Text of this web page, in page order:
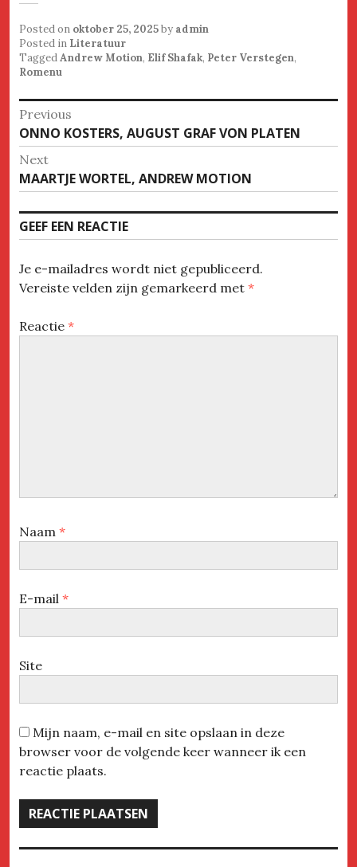
Posted on oktober 25, 2025by admin
Posted in Literatuur
TaggedAndrew Motion, Elif Shafak, Peter Verstegen,
Romenu
Bericht
navigatie
Previous
Previous
post:
ONNO KOSTERS, AUGUST GRAF VON PLATEN
Next
Next
post:
MAARTJE WORTEL, ANDREW MOTION
GEEF EEN REACTIE
Je e-mailadres wordt niet gepubliceerd.
Vereiste velden zijn gemarkeerd met *
Reactie *
Naam *
E-mail *
Site
Mijn naam, e-mail en site opslaan in deze
browser voor de volgende keer wanneer ik een
reactie plaats.